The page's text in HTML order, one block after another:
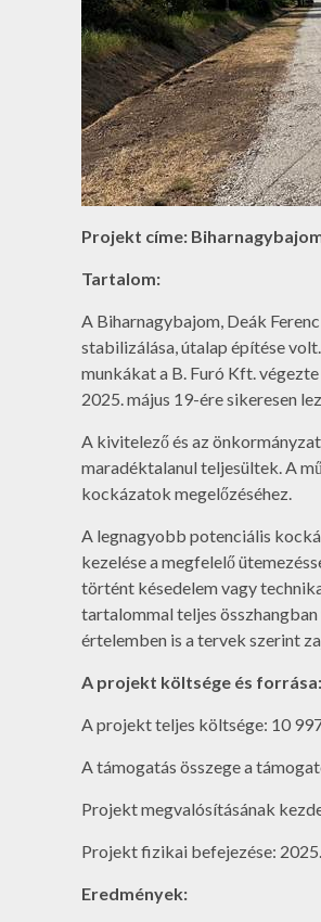
Projekt címe:
Tartalom:
A Biharnagybajom, Deák
stabilizálása, útalap építése
munkákat a B. Furó Kft.
2025. május 19-ére sikeresen
A kivitelező és az
maradéktalanul teljesültek. A
kockázatok megelőzéséhez.
A legnagyobb potenciális
kezelése a megfelelő
történt késedelem vagy
tartalommal teljes
értelemben is a tervek szerint
A projekt költsége és forrása:
A projekt teljes költsége: 10
A támogatás összege a
Projekt megvalósításának
Projekt fizikai befejezése:
Eredmények: